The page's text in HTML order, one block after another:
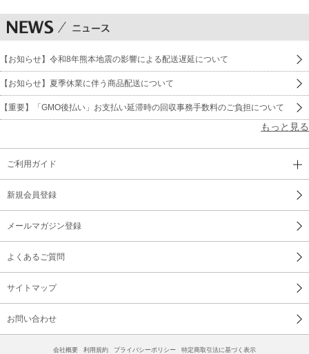
【お知らせ】令和8年熊本地震の影響による配送遅延について
【お知らせ】夏季休業に伴う商品配送について
【重要】「GMO後払い」お支払い延滞時の回収事務手数料のご負担について
もっと見る
ご利用ガイド
新規会員登録
メールマガジン登録
よくあるご質問
サイトマップ
お問い合わせ
会社概要 利用規約 プライバシーポリシー 特定商取引法に基づく表示